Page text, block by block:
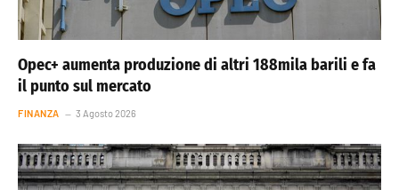
Opec+ aumenta produzione di altri 188mila barili e fa
il punto sul mercato
FINANZA 3 Agosto 2026